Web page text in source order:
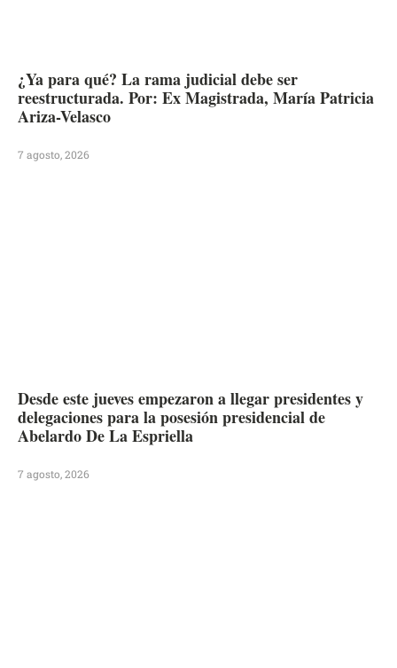
¿Ya para qué? La rama judicial debe ser
reestructurada. Por: Ex Magistrada, María Patricia
Ariza-Velasco
7 agosto, 2026
Desde este jueves empezaron a llegar presidentes y
delegaciones para la posesión presidencial de
Abelardo De La Espriella
7 agosto, 2026